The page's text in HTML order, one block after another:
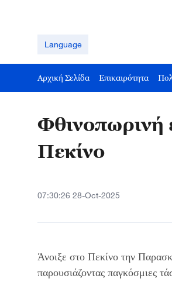
Language
Αρχική Σελίδα Επικαιρότητα
Φθινοπωρινή
Πεκίνο
07:30:26 28-Oct-2025
Άνοιξε στο Πεκίνο την
παρουσιάζοντας παγκόσμιες